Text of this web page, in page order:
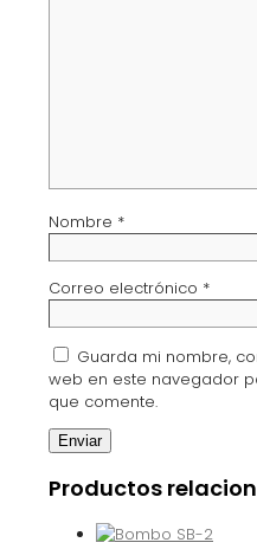
Nombre *
Correo electrónico *
Guarda mi nombre,
web en este navegador
que comente.
Productos